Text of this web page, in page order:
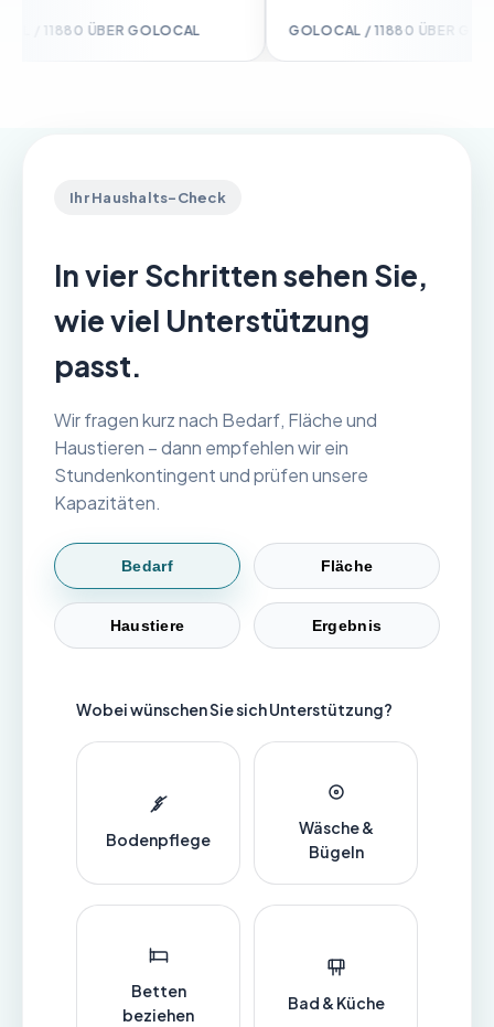
11880 ÜBER GOLOCAL GOLOCAL / 11880 ÜBER
Ihr Haushalts-Check
In vier Schritten sehen Sie,
wie viel Unterstützung
passt.
Wir fragen kurz nach Bedarf, Fläche und
Haustieren – dann empfehlen wir ein
Stundenkontingent und prüfen unsere
Kapazitäten.
Bedarf Fläche
Haustiere Ergebnis
Wobei wünschen Sie sich Unterstützung?
Bodenpflege
Wäsche &
Bügeln
Betten
beziehen
Bad & Küche